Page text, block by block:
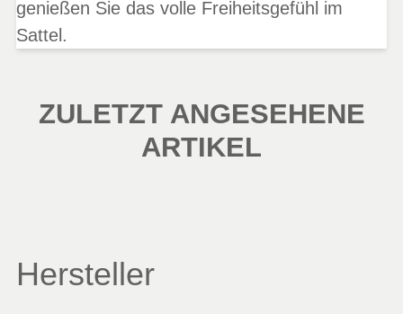
genießen Sie das volle Freiheitsgefühl im
Sattel.
ZULETZT ANGESEHENE
ARTIKEL
Hersteller